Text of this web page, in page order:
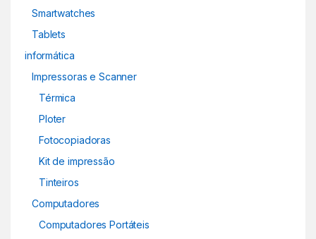
Smartwatches
Tablets
informática
Impressoras e Scanner
Térmica
Ploter
Fotocopiadoras
Kit de impressão
Tinteiros
Computadores
Computadores Portáteis